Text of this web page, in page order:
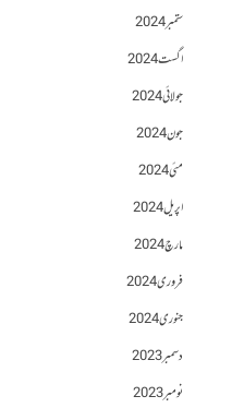
ستمبر 2024
اگست 2024
جولائی 2024
جون 2024
مئی 2024
اپریل 2024
مارچ 2024
فروری 2024
جنوری 2024
دسمبر 2023
نومبر 2023